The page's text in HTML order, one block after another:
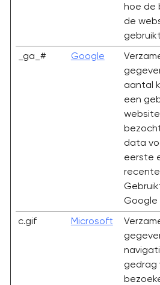
hoe de
de
_ga_# Google
aantal
een
data
eerste
Google
c.gif Microsoft
gedrag